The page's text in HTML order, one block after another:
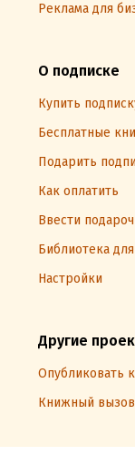
Реклама для
О подписке
Купить
Бесплатные
Подарить
Как оплатить
Ввести
Библиотека
Настройки
Другие
Опубликовать
Книжный вызов